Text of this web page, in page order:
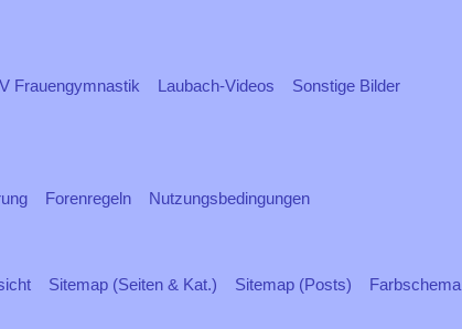
Frauengymnastik Laubach-Videos
Sonstige Bilder
Forenregeln
Nutzungsbedingungen
Sitemap (Seiten & Kat.) Sitemap (Posts)
Farbschema